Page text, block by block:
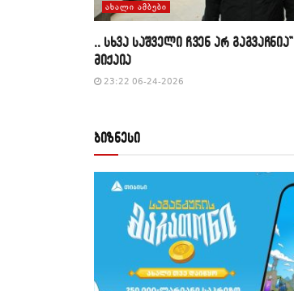
ᲐᲮᲐᲚᲘ ᲐᲛᲑᲔᲑᲘ
,, სხვა საშველი ჩვენ არ
მიქაია
23:22 06-24-2026
ბიზნესი